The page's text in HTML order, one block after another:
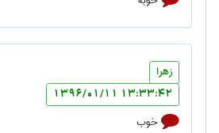
زهرا
13:33:42 1396/01/11
خوب